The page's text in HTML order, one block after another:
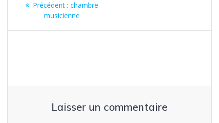
Précédent : chambre
musicienne
Laisser un commentaire